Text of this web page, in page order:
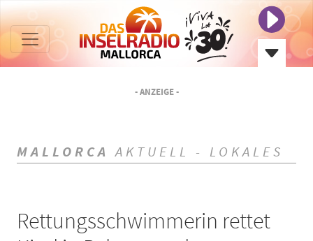
- ANZEIGE -
MALLORCA AKTUELL - LOKALES
Rettungsschwimmerin rettet